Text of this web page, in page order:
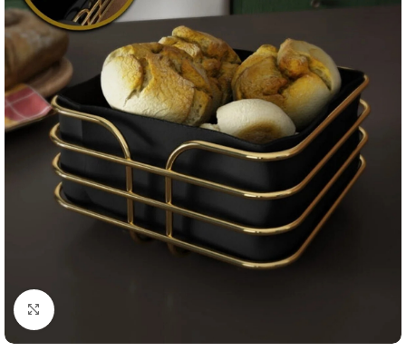
Resmi Büyüt